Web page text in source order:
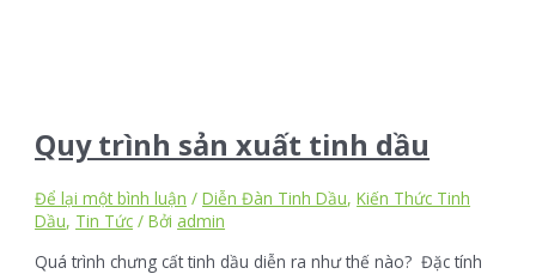
Quy trình sản xuất tinh dầu
Để lại một bình luận /Diễn Đàn Tinh Dầu,Kiến Thức Tinh
Dầu, Tin Tức / Bởi admin
Quá trình chưng cất tinh dầu diễn ra như thế nào? Đặc tính